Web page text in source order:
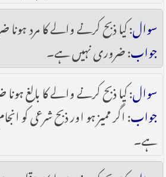
سوال: کیا ذبح کرنے والے کا مرد
جواب: ضروری نہیں ہے۔
سوال: کیا ذبح کرنے والے کا بالغ
جواب: اگر ممیز ہو اور ذبح شرعی کو
ہے۔